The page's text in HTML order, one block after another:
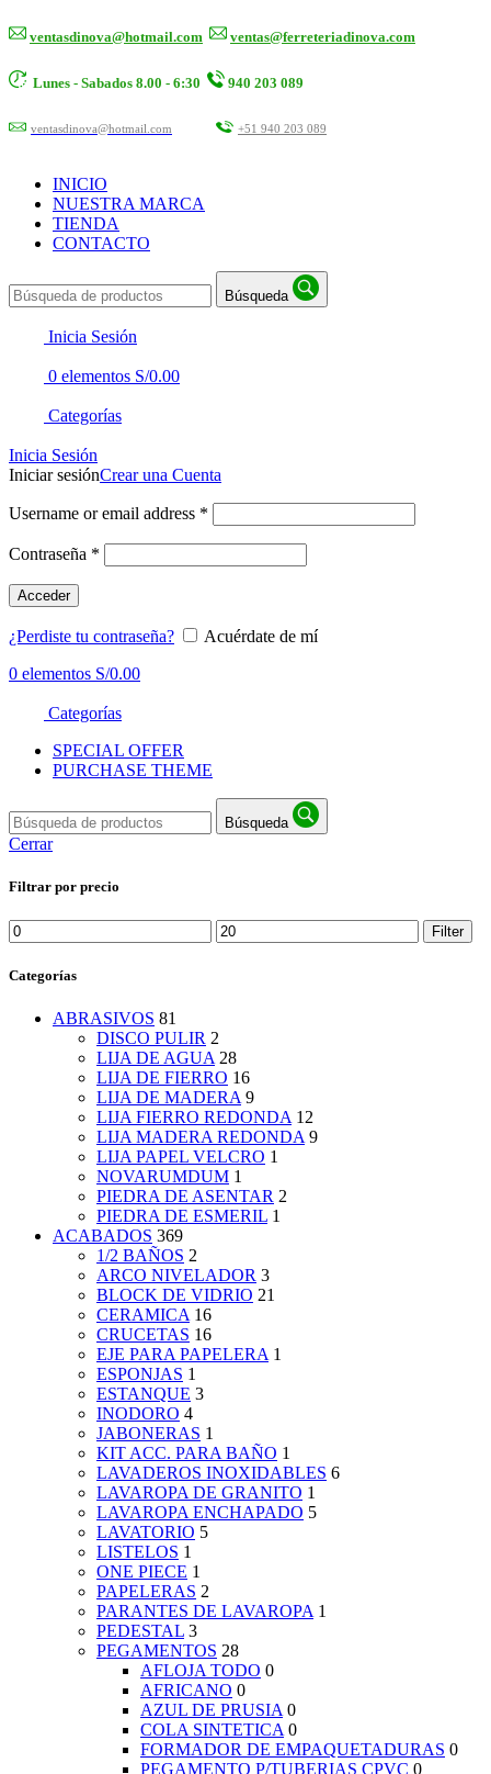
ventasdinova@hotmail.com ventas@ferreteriadinova.com
Lunes - Sabados 8.00 - 6:30 940 203 089
ventasdinova@hotmail.com +51 940 203 089
INICIO
NUESTRA MARCA
TIENDA
CONTACTO
Búsqueda
Inicia Sesión
0 elementos S/0.00
Categorías
Inicia Sesión
Iniciar sesiónCrear una Cuenta
Username or email address *
Contraseña *
Acceder
¿Perdiste tu contraseña?
Acuérdate de mí
0 elementos S/0.00
Categorías
SPECIAL OFFER
PURCHASE THEME
Búsqueda
Cerrar
Filtrar por precio
Min
price
Max
price
Filter
Categorías
ABRASIVOS 81
DISCO PULIR 2
LIJA DE AGUA 28
LIJA DE FIERRO 16
LIJA DE MADERA 9
LIJA FIERRO REDONDA 12
LIJA MADERA REDONDA 9
LIJA PAPEL VELCRO 1
NOVARUMDUM 1
PIEDRA DE ASENTAR 2
PIEDRA DE ESMERIL 1
ACABADOS 369
1/2 BAÑOS 2
ARCO NIVELADOR 3
BLOCK DE VIDRIO 21
CERAMICA 16
CRUCETAS 16
EJE PARA PAPELERA 1
ESPONJAS 1
ESTANQUE 3
INODORO 4
JABONERAS 1
KIT ACC. PARA BAÑO 1
LAVADEROS INOXIDABLES 6
LAVAROPA DE GRANITO 1
LAVAROPA ENCHAPADO 5
LAVATORIO 5
LISTELOS 1
ONE PIECE 1
PAPELERAS 2
PARANTES DE LAVAROPA 1
PEDESTAL 3
PEGAMENTOS 28
AFLOJA TODO 0
AFRICANO 0
AZUL DE PRUSIA 0
COLA SINTETICA 0
FORMADOR DE EMPAQUETADURAS 0
PEGAMENTO P/TUBERIAS CPVC 0